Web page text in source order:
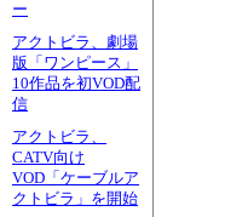
ー
アクトビラ、劇場
版「ワンピース」
10作品を初VOD配
信
アクトビラ、
CATV向け
VOD「ケーブルア
クトビラ」を開始